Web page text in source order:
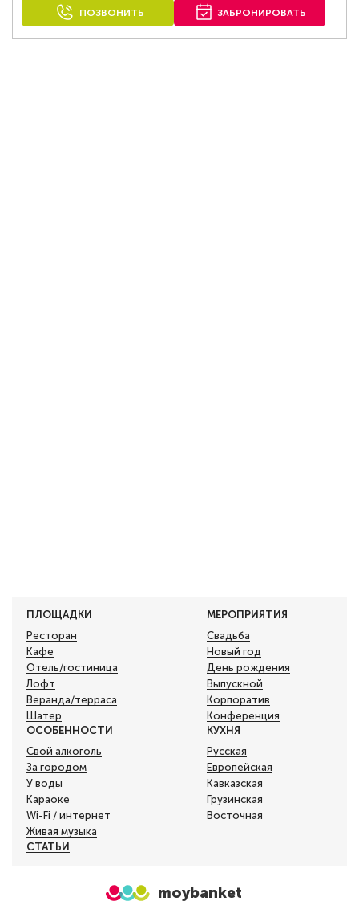
ПОЗВОНИТЬ ЗАБРОНИРОВАТЬ
ПЛОЩАДКИ
Ресторан
Кафе
Отель/гостиница
Лофт
Веранда/терраса
Шатер
МЕРОПРИЯТИЯ
Свадьба
Новый год
День рождения
Выпускной
Корпоратив
Конференция
ОСОБЕННОСТИ
Свой алкоголь
За городом
У воды
Караоке
Wi-Fi / интернет
Живая музыка
КУХНЯ
Русская
Европейская
Кавказская
Грузинская
Восточная
СТАТЬИ
moybanket